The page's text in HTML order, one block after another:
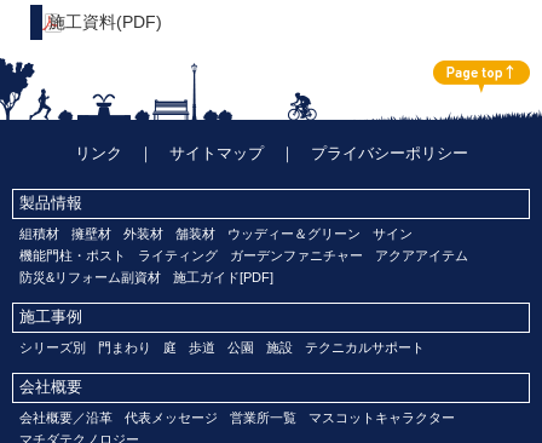
施工資料(PDF)
リンク ｜ サイトマップ｜ プライバシーポリシー
製品情報
組積材 擁壁材 外装材 舗装材 ウッディー＆グリーン
サイン
機能門柱・ポスト
ライティング ガーデンファニチャー
アクアアイテム
防災&リフォーム副資材
施工ガイド[PDF]
施工事例
シリーズ別 門まわり 庭 歩道 公園 施設 テクニカルサポート
会社概要
会社概要／沿革 代表メッセージ 営業所一覧
マスコットキャラクター
マチダテクノロジー